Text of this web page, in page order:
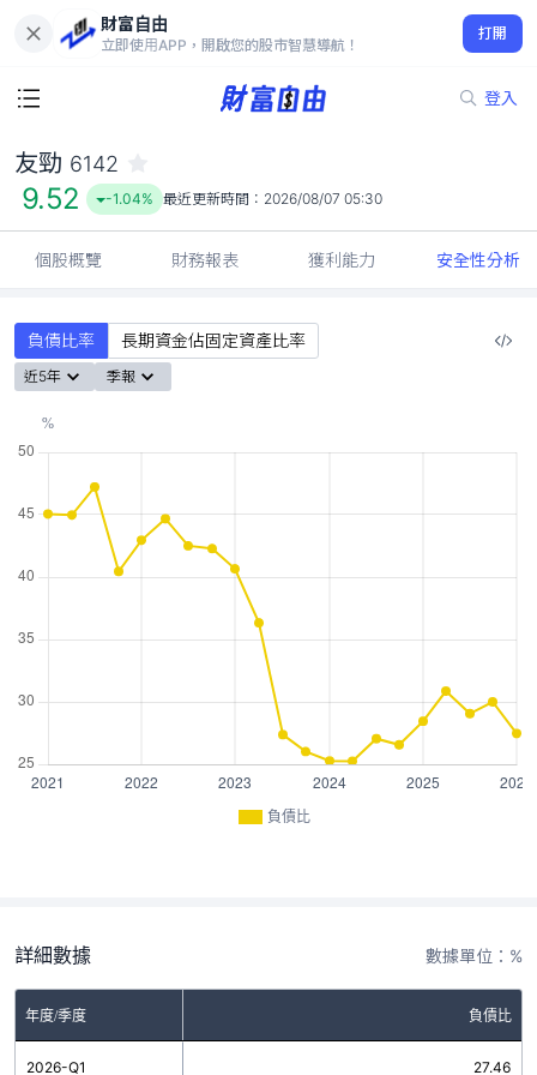
財富自由
立即使用APP，開啟您的股市智慧導航！
打開
登入
9.52
-1.04%
友勁 6142
9.52 -1.04% 最近更新時間： 2026/08/07 05:30
個股概覽 財務報表 獲利能力 安全性分析
負債比率 長期資金佔固定資產比率
近5年 季報
負債比
詳細數據 數據單位：%
年度/季度 負債比
2026-Q1 27.46